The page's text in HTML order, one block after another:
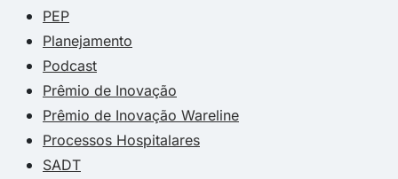
PEP
Planejamento
Podcast
Prêmio de Inovação
Prêmio de Inovação Wareline
Processos Hospitalares
SADT